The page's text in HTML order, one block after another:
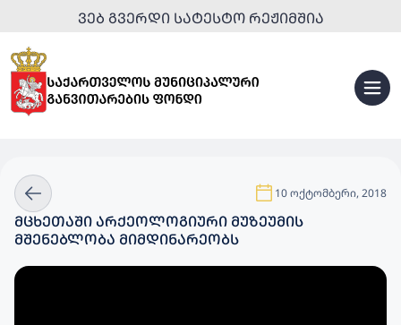
ᲕᲔᲑ ᲒᲕᲔᲠᲓᲘ ᲡᲐᲢᲔᲡᲢᲝ ᲠᲔᲟᲘᲛᲨᲘᲐ
10 ოქტომბერი, 2018
ᲛᲪᲮᲔᲗᲐᲨᲘ ᲐᲠᲥᲔᲝᲚᲝᲒᲘᲣᲠᲘ ᲛᲣᲖᲔᲣᲛᲘᲡ
ᲛᲨᲔᲜᲔᲑᲚᲝᲑᲐ ᲛᲘᲛᲓᲘᲜᲐᲠᲔᲝᲑᲡ